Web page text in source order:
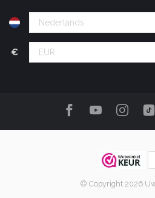
€
© Copyright 2026